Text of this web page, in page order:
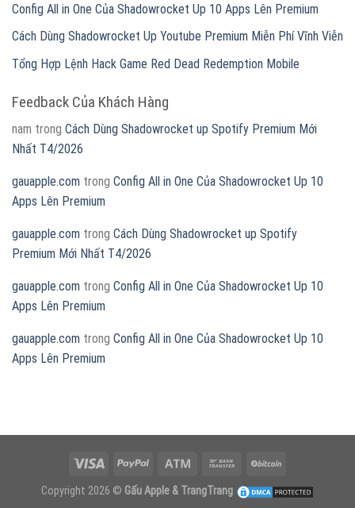
Config All in One Của Shadowrocket Up 10 Apps Lên Premium
Cách Dùng Shadowrocket Up Youtube Premium Miễn Phí Vĩnh Viễn
Tổng Hợp Lệnh Hack Game Red Dead Redemption Mobile
Feedback Của Khách Hàng
nam trong Cách Dùng Shadowrocket up Spotify Premium Mới
Nhất T4/2026
gauapple.com trong Config All in One Của Shadowrocket Up 10
Apps Lên Premium
gauapple.com trong Cách Dùng Shadowrocket up Spotify
Premium Mới Nhất T4/2026
gauapple.com trong Config All in One Của Shadowrocket Up 10
Apps Lên Premium
gauapple.com trong Config All in One Của Shadowrocket Up 10
Apps Lên Premium
Copyright 2026 © Gấu Apple & TrangTrang